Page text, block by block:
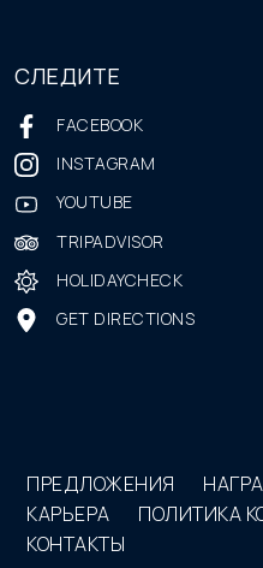
СЛЕДИТЕ
FACEBOOK
INSTAGRAM
YOUTUBE
TRIPADVISOR
HOLIDAYCHECK
GET DIRECTIONS
ПРЕДЛОЖЕНИЯ
КАРЬЕРА
ПОЛИТИКА
КОНТАКТЫ